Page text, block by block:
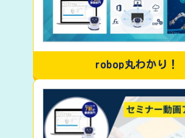
robop丸わかり！